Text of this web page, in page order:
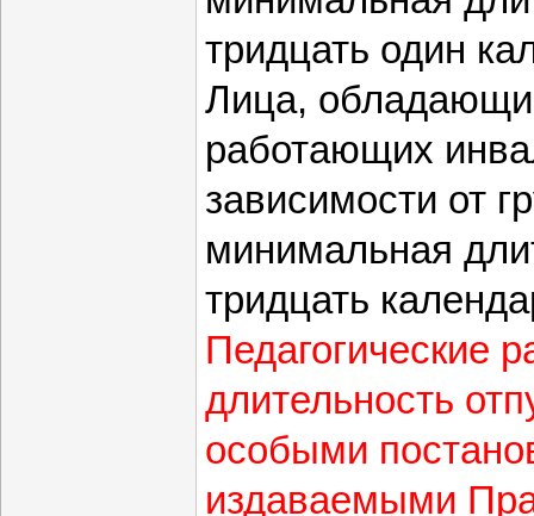
тридцать один
Лица,
работающих
зависимости от
минимальная
тридцать
Педагогические
длительность
особыми
издаваемыми